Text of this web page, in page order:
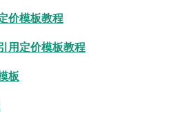
价模板教程
用定价模板教程
板